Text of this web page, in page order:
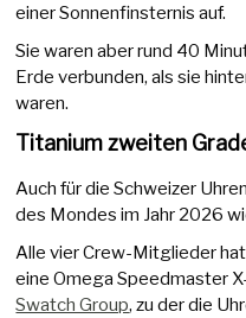
einer Sonnenfinsternis auf.
Sie waren aber rund 40
Erde verbunden, als sie
waren.
Titanium zweiten
Auch für die Schweizer
des Mondes im Jahr 2026
Alle vier Crew-Mitglieder
eine Omega Speedmaster
Swatch Group, zu der die